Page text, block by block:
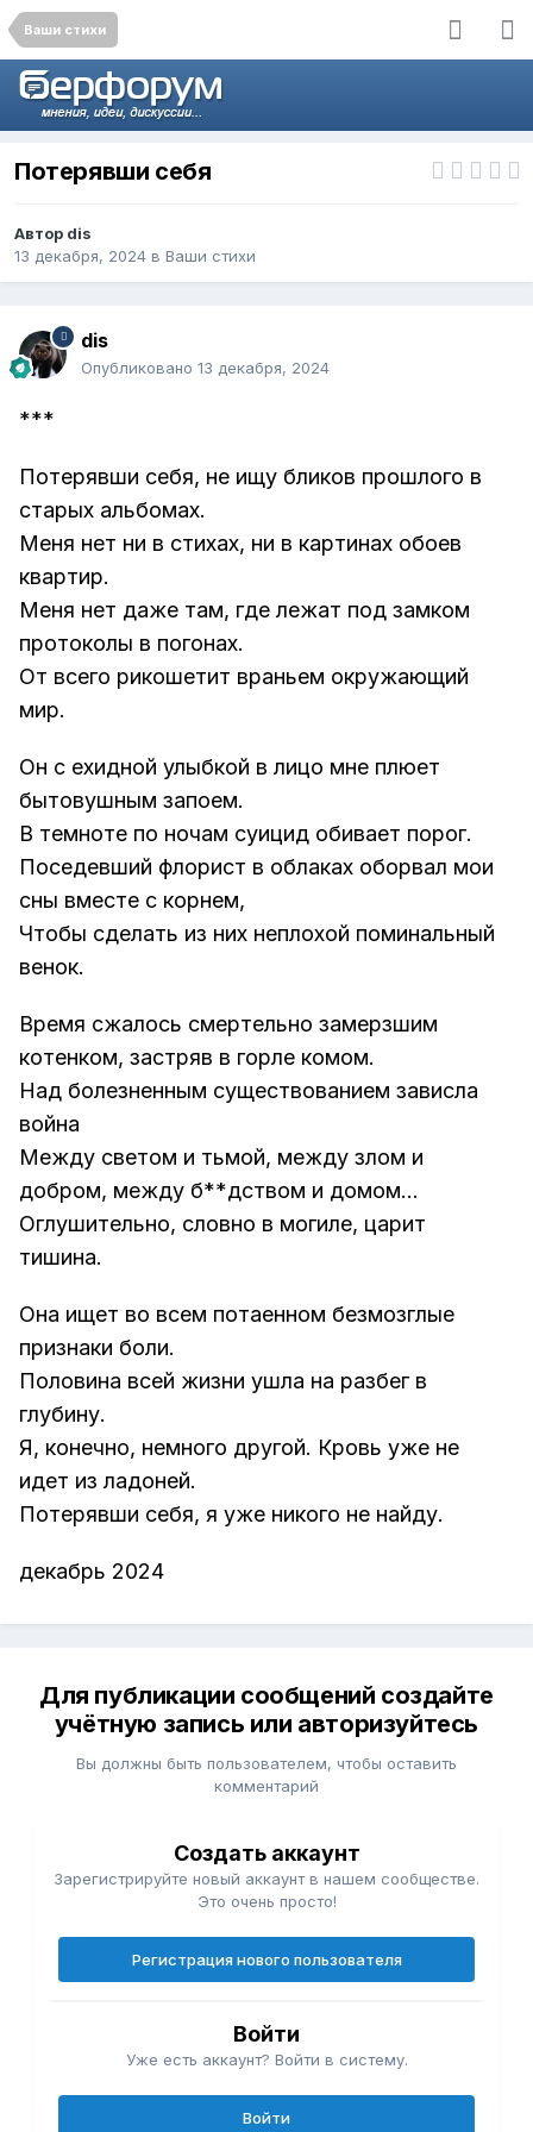
Ваши стихи
Потерявши себя
Автор dis
13 декабря, 2024 в Ваши стихи
dis
Опубликовано 13 декабря, 2024
***
Потерявши себя, не ищу бликов прошлого в
старых альбомах.
Меня нет ни в стихах, ни в картинах обоев
квартир.
Меня нет даже там, где лежат под замком
протоколы в погонах.
От всего рикошетит враньем окружающий
мир.
Он с ехидной улыбкой в лицо мне плюет
бытовушным запоем.
В темноте по ночам суицид обивает порог.
Поседевший флорист в облаках оборвал мои
сны вместе с корнем,
Чтобы сделать из них неплохой поминальный
венок.
Время сжалось смертельно замерзшим
котенком, застряв в горле комом.
Над болезненным существованием зависла
война
Между светом и тьмой, между злом и
добром, между б**дством и домом...
Оглушительно, словно в могиле, царит
тишина.
Она ищет во всем потаенном безмозглые
признаки боли.
Половина всей жизни ушла на разбег в
глубину.
Я, конечно, немного другой. Кровь уже не
идет из ладоней.
Потерявши себя, я уже никого не найду.
декабрь 2024
Для публикации сообщений создайте
учётную запись или авторизуйтесь
Вы должны быть пользователем, чтобы оставить
комментарий
Создать аккаунт
Зарегистрируйте новый аккаунт в нашем сообществе.
Это очень просто!
Регистрация нового пользователя
Войти
Уже есть аккаунт? Войти в систему.
Войти